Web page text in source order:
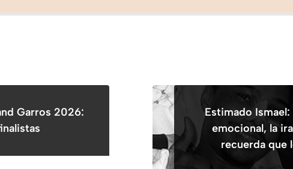
Garros 2026:
Estimado
emocional, la
recuerda que